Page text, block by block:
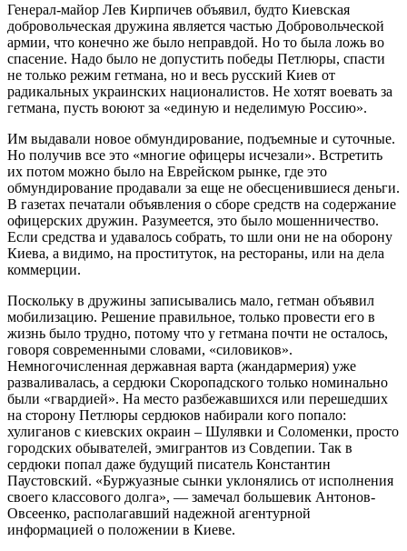
Генерал-майор Лев Кирпичев объявил, будто Киевская
добровольческая дружина является частью Добровольческой
армии, что конечно же было неправдой. Но то была ложь во
спасение. Надо было не допустить победы Петлюры, спасти
не только режим гетмана, но и весь русский Киев от
радикальных украинских националистов. Не хотят воевать за
гетмана, пусть воюют за «единую и неделимую Россию».
Им выдавали новое обмундирование, подъемные и суточные.
Но получив все это «многие офицеры исчезали». Встретить
их потом можно было на Еврейском рынке, где это
обмундирование продавали за еще не обесценившиеся деньги.
В газетах печатали объявления о сборе средств на содержание
офицерских дружин. Разумеется, это было мошенничество.
Если средства и удавалось собрать, то шли они не на оборону
Киева, а видимо, на проституток, на рестораны, или на дела
коммерции.
Поскольку в дружины записывались мало, гетман объявил
мобилизацию. Решение правильное, только провести его в
жизнь было трудно, потому что у гетмана почти не осталось,
говоря современными словами, «силовиков».
Немногочисленная державная варта (жандармерия) уже
разваливалась, а сердюки Скоропадского только номинально
были «гвардией». На место разбежавшихся или перешедших
на сторону Петлюры сердюков набирали кого попало:
хулиганов с киевских окраин – Шулявки и Соломенки, просто
городских обывателей, эмигрантов из Совдепии. Так в
сердюки попал даже будущий писатель Константин
Паустовский. «Буржуазные сынки уклонялись от исполнения
своего классового долга», — замечал большевик Антонов-
Овсеенко, располагавший надежной агентурной
информацией о положении в Киеве.